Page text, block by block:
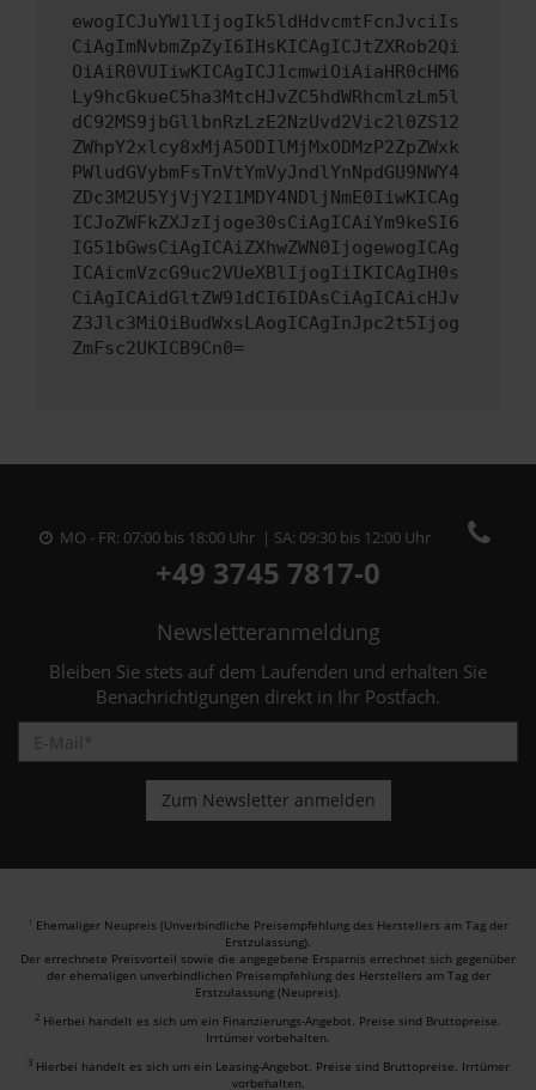
ewogICJuYW1lIjogIk5ldHdvcmtFcnJvciIs
CiAgImNvbmZpZyI6IHsKICAgICJtZXRob2Qi
OiAiR0VUIiwKICAgICJ1cmwiOiAiaHR0cHM6
Ly9hcGkueC5ha3MtcHJvZC5hdWRhcmlzLm5l
dC92MS9jbGllbnRzLzE2NzUvd2Vic2l0ZS12
ZWhpY2xlcy8xMjA5ODIlMjMxODMzP2ZpZWxk
PWludGVybmFsTnVtYmVyJndlYnNpdGU9NWY4
ZDc3M2U5YjVjY2I1MDY4NDljNmE0IiwKICAg
ICJoZWFkZXJzIjoge30sCiAgICAiYm9keSI6
IG51bGwsCiAgICAiZXhwZWN0IjogewogICAg
ICAicmVzcG9uc2VUeXBlIjogIiIKICAgIH0s
CiAgICAidGltZW91dCI6IDAsCiAgICAicHJv
Z3Jlc3MiOiBudWxsLAogICAgInJpc2t5Ijog
ZmFsc2UKICB9Cn0=
MO - FR: 07:00 bis 18:00 Uhr | SA: 09:30 bis 12:00 Uhr
+49 3745 7817-0
Newsletteranmeldung
Bleiben Sie stets auf dem Laufenden und erhalten Sie
Benachrichtigungen direkt in Ihr Postfach.
1 Ehemaliger Neupreis (Unverbindliche Preisempfehlung des Herstellers am Tag der
Erstzulassung).
Der errechnete Preisvorteil sowie die angegebene Ersparnis errechnet sich gegenüber
der ehemaligen unverbindlichen Preisempfehlung des Herstellers am Tag der
Erstzulassung (Neupreis).
2 Hierbei handelt es sich um ein Finanzierungs-Angebot. Preise sind Bruttopreise.
Irrtümer vorbehalten.
3 Hierbei handelt es sich um ein Leasing-Angebot. Preise sind Bruttopreise. Irrtümer
vorbehalten.